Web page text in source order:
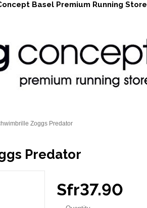
Basel Premium Running Store
Zoggs Predator
Predator
Sfr37.90